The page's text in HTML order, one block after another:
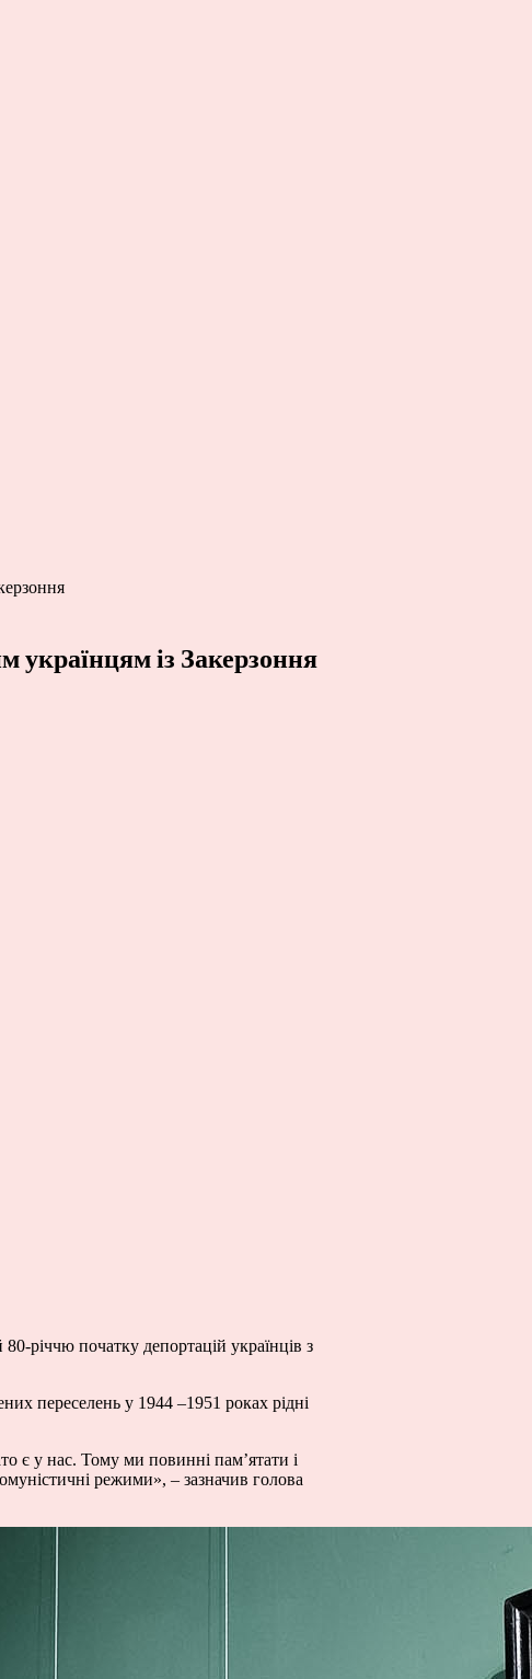
українцям із Закерзоння
річчю початку депортацій українців з
переселень у 1944 –1951 роках рідні
є у нас. Тому ми повинні пам’ятати і
режими», – зазначив голова